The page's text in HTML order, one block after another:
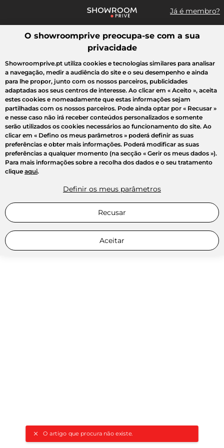
Já é membro?
Pesquisar uma marca, um artigo, uma venda...
O artigo que procura não existe.
Todas as vendas Moda Desporto Casa Criança Beleza
O showroomprive preocupa-se com a sua
privacidade
Showroomprive.pt utiliza cookies e tecnologias similares para analisar
a navegação, medir a audiência do site e o seu desempenho e ainda
para lhe propor, junto com os nossos parceiros, publicidades
adaptadas aos seus centros de interesse. Ao clicar em « Aceito », aceita
estes cookies e nomeadamente que estas informações sejam
partilhadas com os nossos parceiros. Pode ainda optar por « Recusar »
e nesse caso não irá receber conteúdos personalizados e somente
serão utilizados os cookies necessários ao funcionamento do site. Ao
clicar em « Defino os meus parâmetros » poderá definir as suas
preferências e obter mais informações. Poderá modificar as suas
preferências a qualquer momento (na secção « Gerir os meus dados »).
Para mais informações sobre a recolha dos dados e o seu tratamento
clique aqui.
Definir os meus parâmetros
Recusar
Aceitar